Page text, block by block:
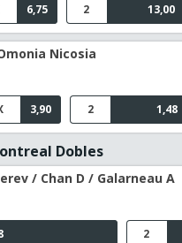
6,75 13,00
2
Nicosia
3,90 1,48
2
Dobles
/ Chan D / Galarneau A
2